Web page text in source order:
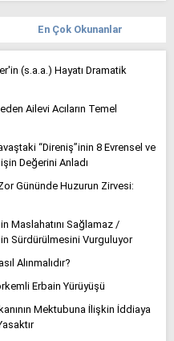
En Çok Okunanlar
(s.a.a.) Hayatı Dramatik
Ailevi Acıların Temel
“Direniş”inin 8 Evrensel ve
Değerini Anladı
Gününde Huzurun Zirvesi:
Maslahatını Sağlamaz /
Sürdürülmesini Vurguluyor
Alınmalıdır?
Erbain Yürüyüşü
Mektubuna İlişkin İddiaya